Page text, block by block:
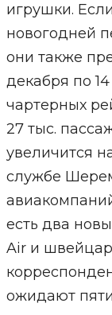
игрушки.
новогодней
они также
декабря по
чартерных
27 тыс.
увеличится
службе
есть два
Air и
ожидают